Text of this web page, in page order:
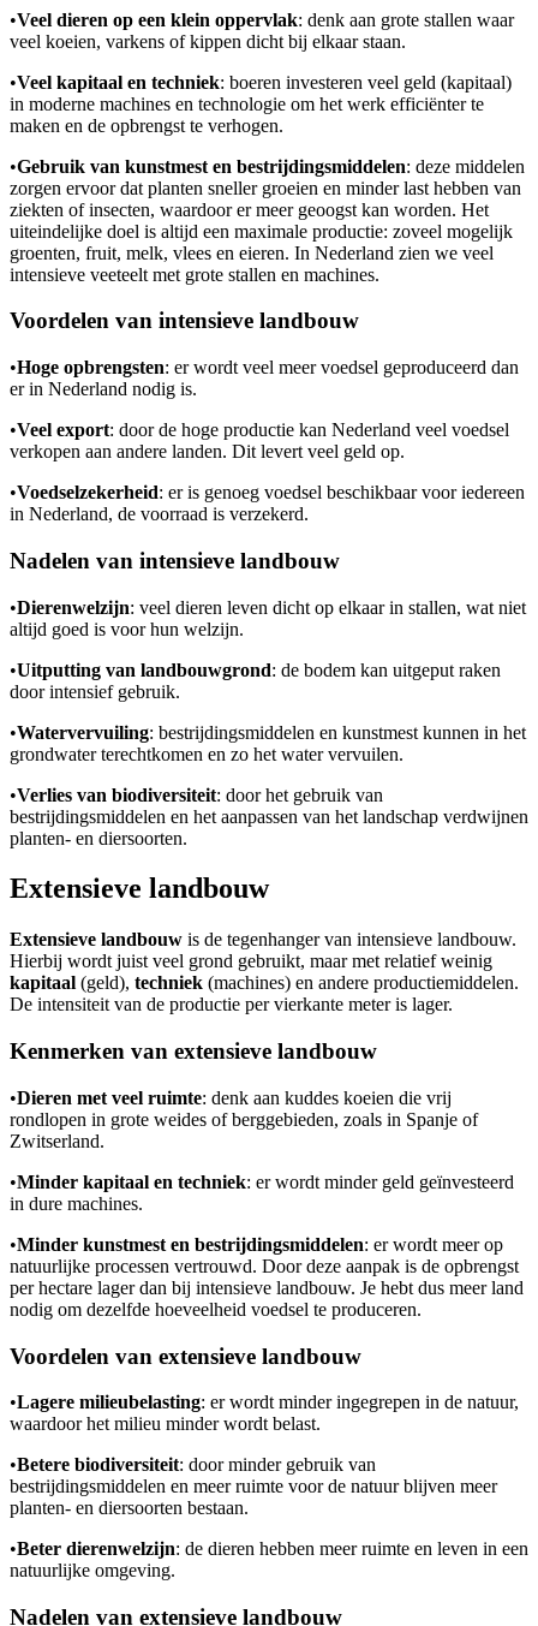
•Veel dieren op een klein oppervlak: denk aan grote stallen waar
veel koeien, varkens of kippen dicht bij elkaar staan.
•Veel kapitaal en techniek: boeren investeren veel geld (kapitaal)
in moderne machines en technologie om het werk efficiënter te
maken en de opbrengst te verhogen.
•Gebruik van kunstmest en bestrijdingsmiddelen: deze middelen
zorgen ervoor dat planten sneller groeien en minder last hebben van
ziekten of insecten, waardoor er meer geoogst kan worden. Het
uiteindelijke doel is altijd een maximale productie: zoveel mogelijk
groenten, fruit, melk, vlees en eieren. In Nederland zien we veel
intensieve veeteelt met grote stallen en machines.
Voordelen van intensieve landbouw
•Hoge opbrengsten: er wordt veel meer voedsel geproduceerd dan
er in Nederland nodig is.
•Veel export: door de hoge productie kan Nederland veel voedsel
verkopen aan andere landen. Dit levert veel geld op.
•Voedselzekerheid: er is genoeg voedsel beschikbaar voor iedereen
in Nederland, de voorraad is verzekerd.
Nadelen van intensieve landbouw
•Dierenwelzijn: veel dieren leven dicht op elkaar in stallen, wat niet
altijd goed is voor hun welzijn.
•Uitputting van landbouwgrond: de bodem kan uitgeput raken
door intensief gebruik.
•Watervervuiling: bestrijdingsmiddelen en kunstmest kunnen in het
grondwater terechtkomen en zo het water vervuilen.
•Verlies van biodiversiteit: door het gebruik van
bestrijdingsmiddelen en het aanpassen van het landschap verdwijnen
planten- en diersoorten.
Extensieve landbouw
Extensieve landbouw is de tegenhanger van intensieve landbouw.
Hierbij wordt juist veel grond gebruikt, maar met relatief weinig
kapitaal (geld), techniek (machines) en andere productiemiddelen.
De intensiteit van de productie per vierkante meter is lager.
Kenmerken van extensieve landbouw
•Dieren met veel ruimte: denk aan kuddes koeien die vrij
rondlopen in grote weides of berggebieden, zoals in Spanje of
Zwitserland.
•Minder kapitaal en techniek: er wordt minder geld geïnvesteerd
in dure machines.
•Minder kunstmest en bestrijdingsmiddelen: er wordt meer op
natuurlijke processen vertrouwd. Door deze aanpak is de opbrengst
per hectare lager dan bij intensieve landbouw. Je hebt dus meer land
nodig om dezelfde hoeveelheid voedsel te produceren.
Voordelen van extensieve landbouw
•Lagere milieubelasting: er wordt minder ingegrepen in de natuur,
waardoor het milieu minder wordt belast.
•Betere biodiversiteit: door minder gebruik van
bestrijdingsmiddelen en meer ruimte voor de natuur blijven meer
planten- en diersoorten bestaan.
•Beter dierenwelzijn: de dieren hebben meer ruimte en leven in een
natuurlijke omgeving.
Nadelen van extensieve landbouw